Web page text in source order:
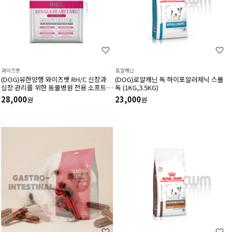
와이즈벳
(DOG)유한양행 와이즈벳 RH/C 신장과
심장 관리를 위한 동물병원 전용 소프트
사료(1.2kg) 저단백 저인 저나트륨 3저설
계 심장건강에 도움을 주는 기능성 성분
28,000원
로얄캐닌
(DOG)로얄캐닌 독 하이포알러제닉 스몰
독 (1KG,3.5KG)
23,000원